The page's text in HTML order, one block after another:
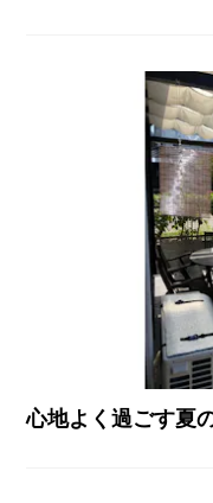
心地よく過ごす夏